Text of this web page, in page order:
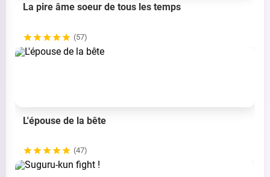
La pire âme soeur de tous les temps
(57)
L'épouse de la bête
(47)